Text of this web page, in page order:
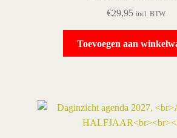
€29,95 incl. BTW
Toevoegen aan